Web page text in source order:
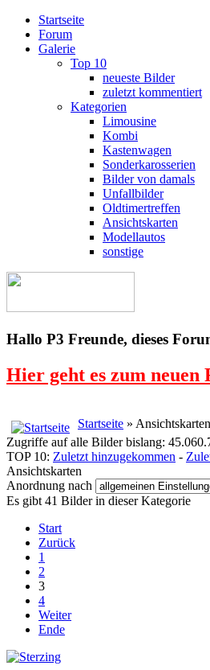
Startseite
Forum
Galerie
Top 10
neueste Bilder
zuletzt kommentiert
Kategorien
Limousine
Kombi
Kastenwagen
Sonderkarosserien
Bilder von damals
Unfallbilder
Oldtimertreffen
Ansichtskarten
Modellautos
sonstige
Hallo P3 Freunde, dieses
Hier geht es zum neuen
Startseite » Ansichtskarten
Zugriffe auf alle Bilder bislang:
TOP 10: Zuletzt hinzugekommen -
Ansichtskarten
Anordnung nach
Es gibt 41 Bilder in dieser Kategorie
Start
Zurück
1
2
3
4
Weiter
Ende